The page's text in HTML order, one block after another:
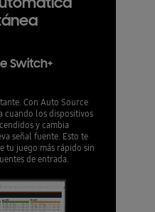
Switch+
Con Auto Source
cuando los dispositivos
y cambia
señal fuente. Esto te
tu juego más rápido sin
de entrada.